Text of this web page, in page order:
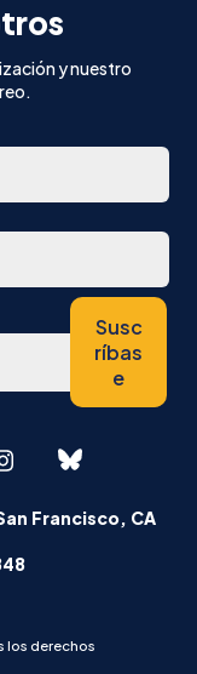
y nuestro
Susc
ríbas
e
Francisco, CA
los derechos